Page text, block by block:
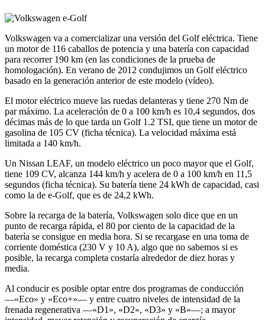
Volkswagen va a comercializar una versión del Golf eléctrica. Tiene
un motor de 116 caballos de potencia y una batería con capacidad
para recorrer 190 km (en las condiciones de la prueba de
homologación). En verano de 2012 condujimos un Golf eléctrico
basado en la generación anterior de este modelo (vídeo).
El motor eléctrico mueve las ruedas delanteras y tiene 270 Nm de
par máximo. La aceleración de 0 a 100 km/h es 10,4 segundos, dos
décimas más de lo que tarda un Golf 1.2 TSI, que tiene un motor de
gasolina de 105 CV (ficha técnica). La velocidad máxima está
limitada a 140 km/h.
Un Nissan LEAF, un modelo eléctrico un poco mayor que el Golf,
tiene 109 CV, alcanza 144 km/h y acelera de 0 a 100 km/h en 11,5
segundos (ficha técnica). Su batería tiene 24 kWh de capacidad, casi
como la de e-Golf, que es de 24,2 kWh.
Sobre la recarga de la batería, Volkswagen solo dice que en un
punto de recarga rápida, el 80 por ciento de la capacidad de la
batería se consigue en media hora. Si se recargase en una toma de
corriente doméstica (230 V y 10 A), algo que no sabemos si es
posible, la recarga completa costaría alrededor de diez horas y
media.
Al conducir es posible optar entre dos programas de conducción
—«Eco» y «Eco+»— y entre cuatro niveles de intensidad de la
frenada regenerativa —«D1», «D2», «D3» y «B»—; a mayor